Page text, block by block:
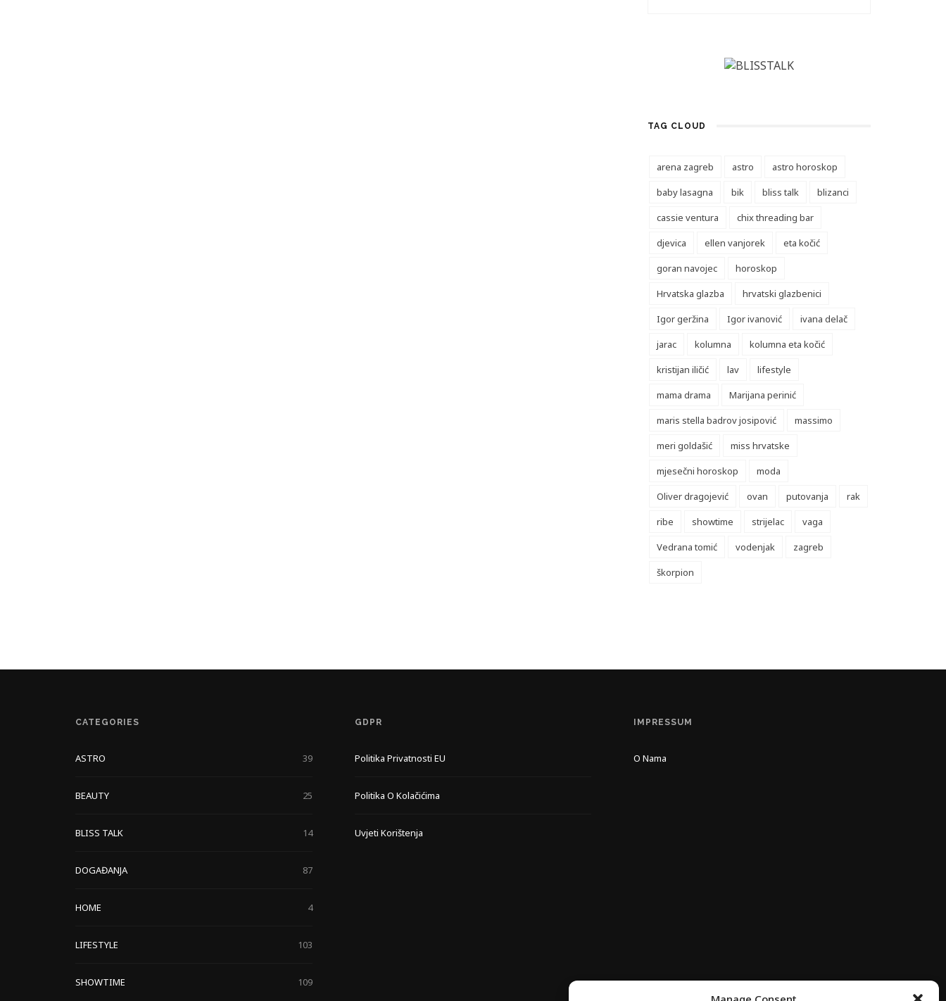
TAG CLOUD
arena zagreb astro
astro horoskop
baby lasagna
bik bliss talk
blizanci
cassie ventura
chix threading bar
djevica
ellen vanjorek
eta kočić
goran navojec
horoskop
Hrvatska glazba
hrvatski glazbenici
Igor geržina
Igor ivanović
ivana delač
jarac
kolumna
kolumna eta kočić
kristijan iličić
lav
lifestyle
mama drama
Marijana perinić
maris stella badrov josipović
massimo
meri goldašić
miss hrvatske
mjesečni horoskop
moda
Oliver dragojević
ovan putovanja
rak
ribe
showtime strijelac
vaga
Vedrana tomić
vodenjak
zagreb
škorpion
CATEGORIES
ASTRO 39
BEAUTY 25
BLISS TALK 14
DOGAĐANJA 87
HOME 4
LIFESTYLE 103
SHOWTIME 109
GDPR
Politika Privatnosti EU
Politika O Kolačićima
Uvjeti Korištenja
IMPRESSUM
O Nama